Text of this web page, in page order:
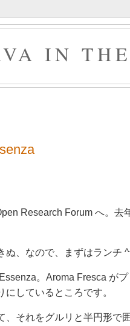
IN
Research Forum へ。去
ぬ、なので、まずはランチ
。Aroma Fresca が
しているところです。
、それをグルリと半円形で